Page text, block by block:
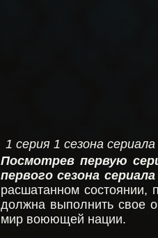
1 серия 1 сезона
Посмотрев первую
первого сезона
расшатанном состоянии,
должна выполнить свое
мир воюющей нации.